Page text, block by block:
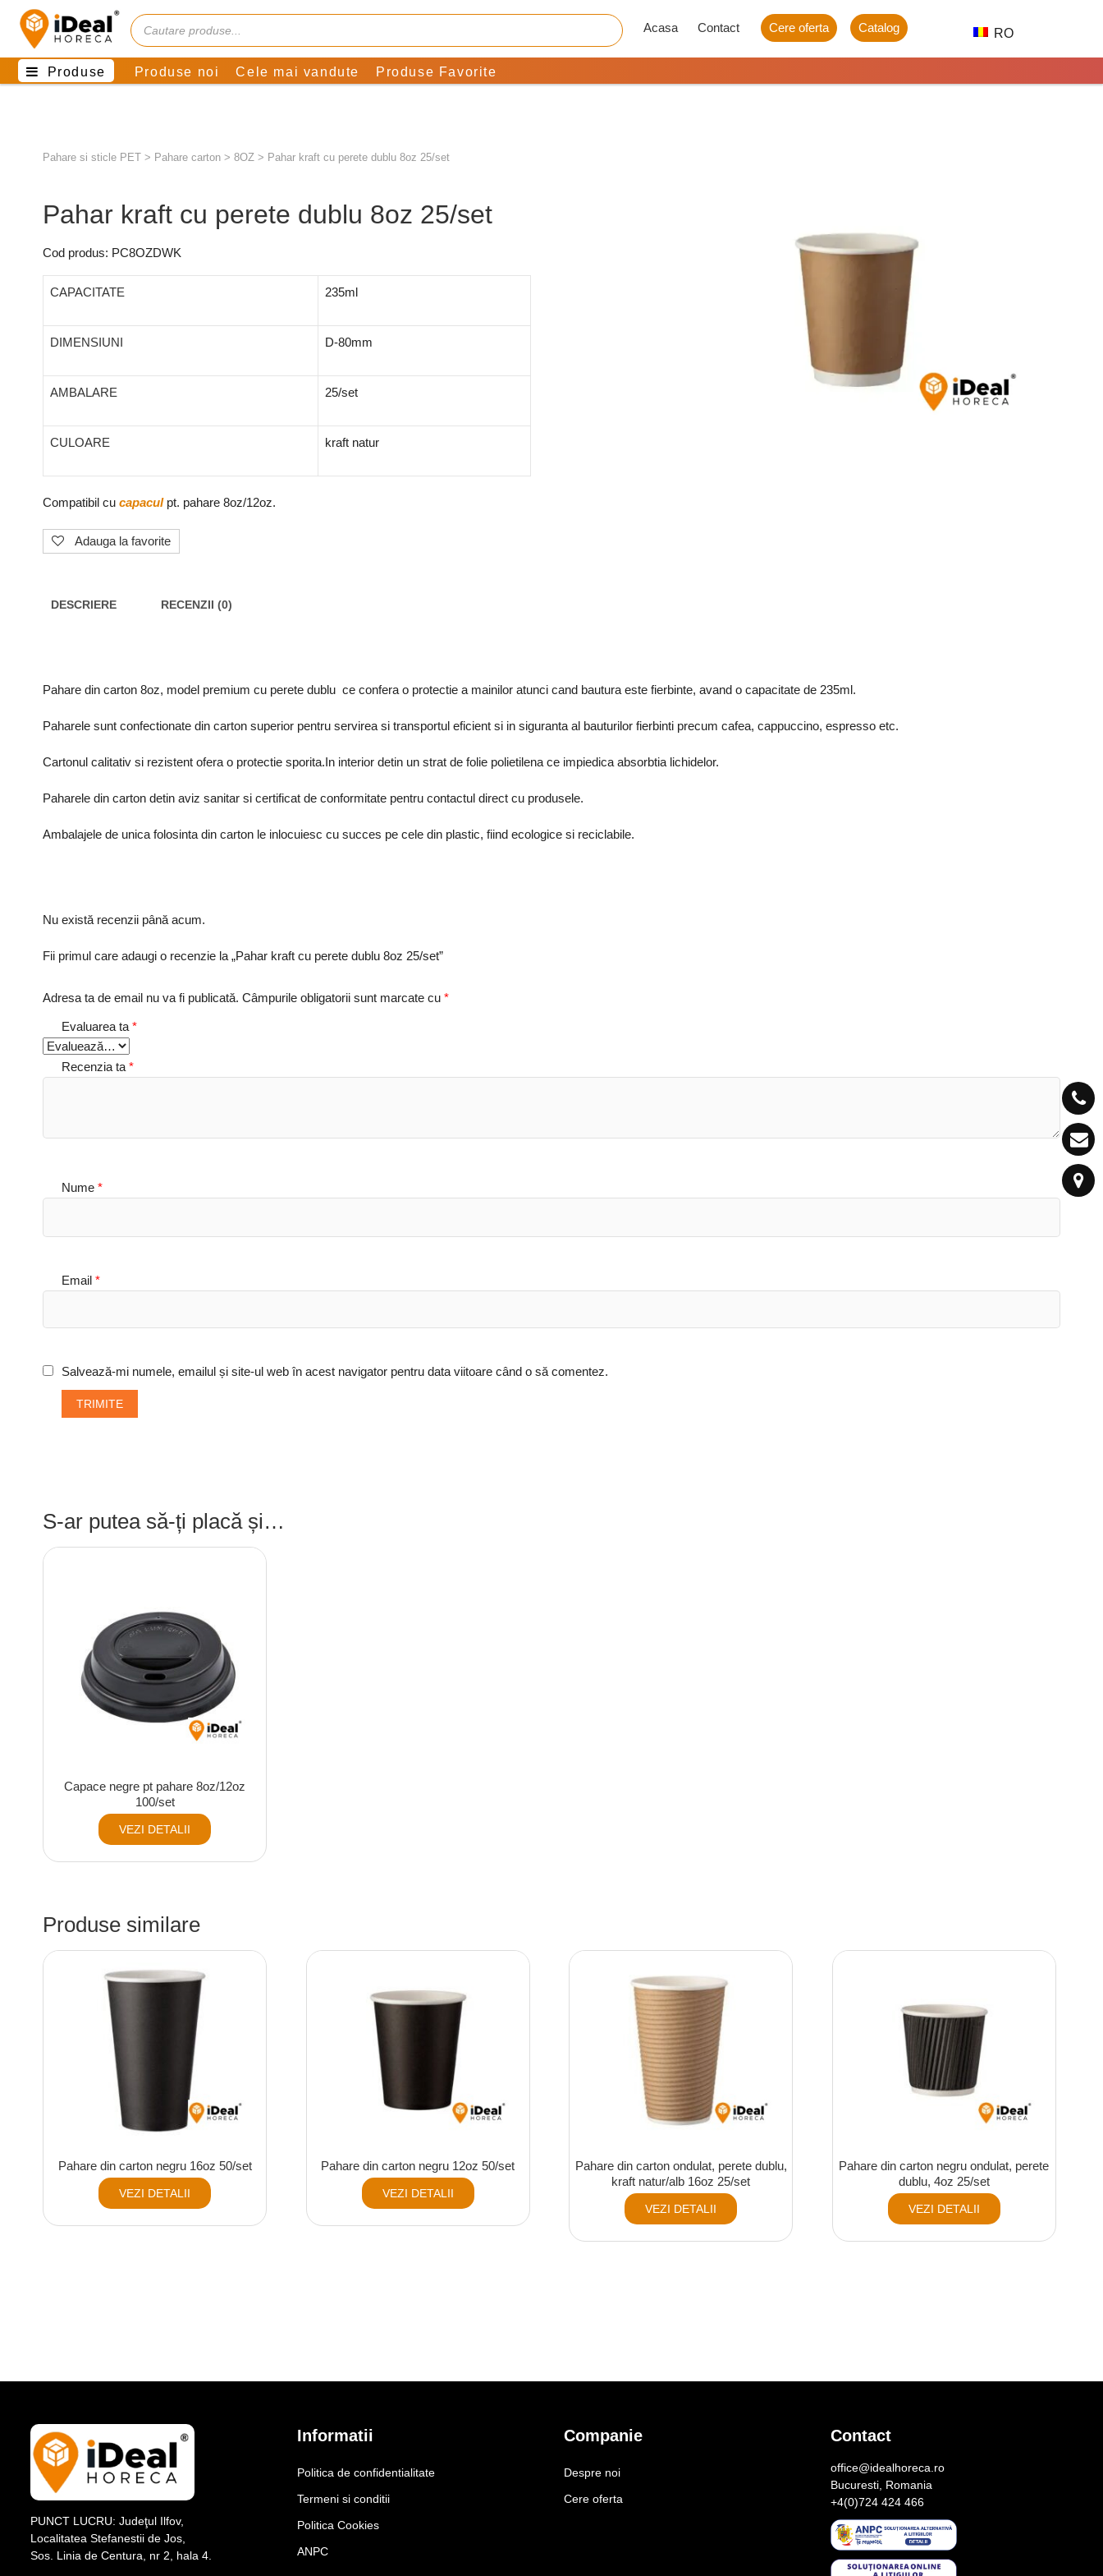
RO
Catalog
Cere oferta
Acasa Contact
Produse Produse noi Cele mai vandute Produse Favorite
Pahare si sticle PET > Pahare carton > 8OZ > Pahar kraft cu perete dublu 8oz 25/set
Pahar kraft cu perete dublu 8oz 25/set
Cod produs: PC8OZDWK
CAPACITATE 235ml
DIMENSIUNI D-80mm
AMBALARE 25/set
CULOARE kraft natur
Compatibil cu capaculpt. pahare 8oz/12oz.
Adauga la favorite
DESCRIERE RECENZII (0)
Pahare din carton 8oz, model premium cu perete dublu ce confera o protectie a mainilor atunci cand bautura este fierbinte, avand o capacitate de 235ml.
Paharele sunt confectionate din carton superior pentru servirea si transportul eficient si in siguranta al bauturilor fierbinti precum cafea, cappuccino, espresso etc.
Cartonul calitativ si rezistent ofera o protectie sporita.In interior detin un strat de folie polietilena ce impiedica absorbtia lichidelor.
Paharele din carton detin aviz sanitar si certificat de conformitate pentru contactul direct cu produsele.
Ambalajele de unica folosinta din carton le inlocuiesc cu succes pe cele din plastic, fiind ecologice si reciclabile.
Nu există recenzii până acum.
Fii primul care adaugi o recenzie la „Pahar kraft cu perete dublu 8oz 25/set”
Adresa ta de email nu va fi publicată. Câmpurile obligatorii sunt marcate cu *
Evaluarea ta *
Recenzia ta *
Nume *
Email *
Salvează-mi numele, emailul și site-ul web în acest navigator pentru data viitoare când o să comentez.
S-ar putea să-ți placă și…
Capace negre pt pahare 8oz/12oz
100/set
VEZI DETALII
Produse similare
Pahare din carton negru 16oz 50/set
VEZI DETALII
Pahare din carton negru 12oz 50/set
VEZI DETALII
Pahare din carton ondulat, perete dublu,
kraft natur/alb 16oz 25/set
VEZI DETALII
Pahare din carton negru ondulat, perete
dublu, 4oz 25/set
VEZI DETALII
PUNCT LUCRU: Judeţul Ilfov,
Localitatea Stefanestii de Jos,
Sos. Linia de Centura, nr 2, hala 4.
Informatii
Politica de confidentialitate
Termeni si conditii
Politica Cookies
ANPC
Companie
Despre noi
Cere oferta
Contact
office@idealhoreca.ro
Bucuresti, Romania
+4(0)724 424 466